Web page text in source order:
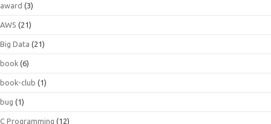
award (3)
AWS (21)
Big Data (21)
book (6)
book-club (1)
bug (1)
C Programming (12)